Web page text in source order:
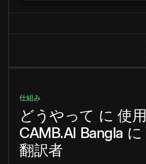
仕組み
どうやって に 使用
CAMB.AI Bangla に
翻訳者